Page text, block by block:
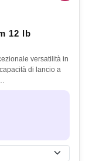
12 lb
versatilità in
di lancio a